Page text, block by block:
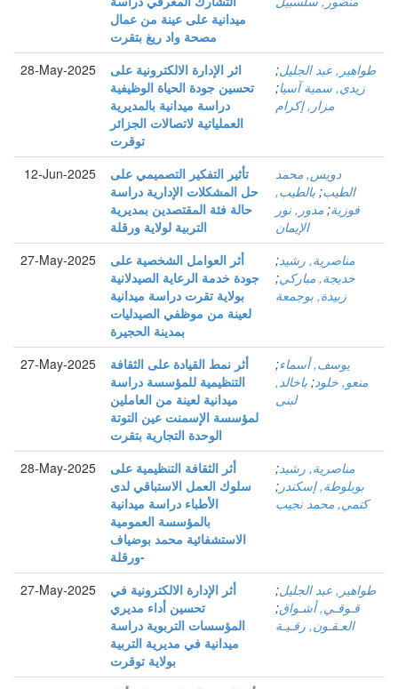
ميدانية على عينة من عمال
مصحة واد ريغ بتقرت
28-May-2025
اثر الإدارة الالكترونية على
تحسين جودة الحياة الوظيفية
دراسة ميدانية بالمديرية
العملياتية لاتصالات الجزائر
توقرت
طواهير, عبد الجليل;
زيدي, سمية آسيا;
مزار, إكرام
12-Jun-2025
تأثير التفكير التصميمي على
حل المشكلات الإدارية دراسة
حالة فئة المقتصدين بمديرية
التربية لولاية ورقلة
دويس, محمد
الطيب; بالطيب,
فوزية; مدور, نور
الإيمان
27-May-2025
أثر العوامل الشخصية على
جودة خدمة الرعاية الصيدلانية
بولاية تقرت دراسة ميدانية
لعينة من موظفي الصيدليات
بمدينة الحجيرة
مناصرية, رشيد;
خديجة, مباركي;
زبيدة, بوجمعة
27-May-2025
أثر نمط القيادة على الثقافة
التنظيمية للمؤسسة دراسة
ميدانية لعينة من العاملين
لمؤسسة الإسمنت عين التوتة
الوحدة التجارية بتقرت
يوسف, أسماء;
منعو, خلود; باخالد,
لبنى
28-May-2025
أثر الثقافة التنظيمية على
سلوك العمل الاستباقي لدى
الأطباء دراسة ميدانية
بالمؤسسة العمومية
الاستشفائية محمد بوضياف
-ورقلة
مناصرية, رشيد;
بوبلوطة, إسكندر ;
كتمي, محمد نجيب
27-May-2025
أثر الإدارة الالكترونية في
تحسين أداء مديري
المؤسسات التربوية دراسة
ميدانية في مديرية التربية
بولاية توقرت
طواهير, عبد الجليل;
قـوقـي, أشـواق;
العـقـون, رقـيـة